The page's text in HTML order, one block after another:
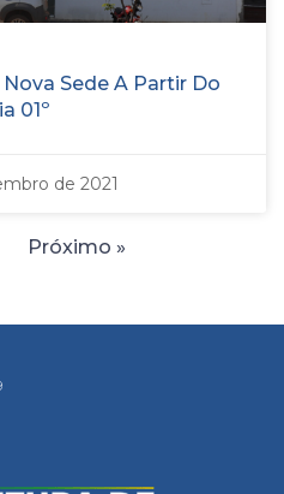
Sede A Partir Do
01º
de 2021
Próximo »